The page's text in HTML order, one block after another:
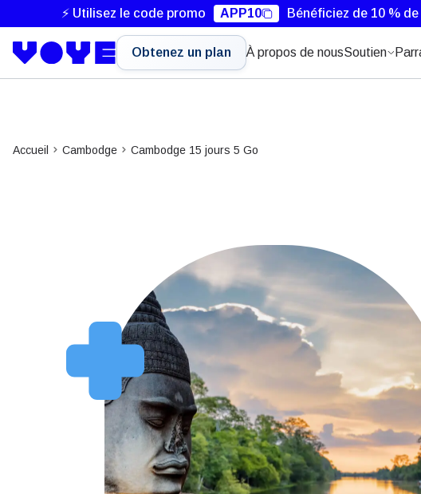
⚡ Utilisez le code promo APP10 Bénéficiez de 10 %
Obtenez un plan À propos de nousSoutien
Accueil Cambodge Cambodge 15 jours 5 Go